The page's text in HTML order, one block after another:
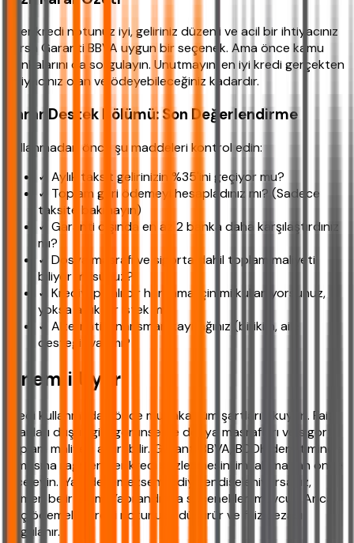
Eğer kredi notunuz iyi, geliriniz düzenli ve acil bir ihtiyacınız
varsa Garanti BBVA uygun bir seçenek. Ama önce kamu
bankalarını da sorgulayın. Unutmayın, en iyi kredi gerçekten
ihtiyacınız olan ve ödeyebileceğiniz kadardır.
Karar Destek Bölümü: Son Değerlendirme
Kullanmadan önce şu maddeleri kontrol edin:
✓ Aylık taksit gelirinizin %35'ini geçiyor mu?
✓ Toplam geri ödemeyi hesapladınız mı? (Sadece
taksite bakmayın)
✓ Garanti dışında en az 2 banka daha karşılaştırdınız
mı?
✓ Dosya masrafı ve sigorta dahil toplam maliyeti
biliyor musunuz?
✓ Krediyi planlı bir harcama için mi kullanıyorsunuz,
yoksa anlık bir istek mi?
✓ Alternatif finansman kaynağınız (birikim, aile
desteği) var mı?
Önemli Uyarı
Kredi kullanmadan önce mutlaka tüm şartları okuyun. Faiz
oranları düşük gibi görünse de dosya masrafları ve sigorta
toplam maliyeti artırabilir. Garanti BBVA, BDDK denetiminde
olmasına rağmen her kredi sözleşmesini imzalamadan önce
inceleyin. ‘Ya ödeyemezsem?’ diye endişeleniyorsanız,
hemen belirteyim: Yapılandırma seçenekleri mevcut. Ancak
geç ödemeler kredi notunuzu düşürür ve faiz cezası
uygulanır.